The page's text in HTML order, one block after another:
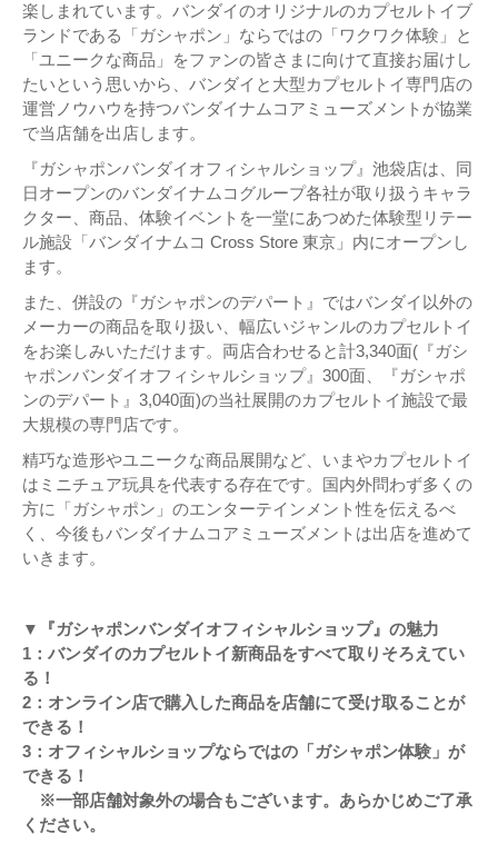
楽しまれています。バンダイのオリジナルのカプセルトイブ
ランドである「ガシャポン」ならではの「ワクワク体験」と
「ユニークな商品」をファンの皆さまに向けて直接お届けし
たいという思いから、バンダイと大型カプセルトイ専門店の
運営ノウハウを持つバンダイナムコアミューズメントが協業
で当店舗を出店します。
『ガシャポンバンダイオフィシャルショップ』池袋店は、同
日オープンのバンダイナムコグループ各社が取り扱うキャラ
クター、商品、体験イベントを一堂にあつめた体験型リテー
ル施設「バンダイナムコ Cross Store 東京」内にオープンし
ます。
また、併設の『ガシャポンのデパート』ではバンダイ以外の
メーカーの商品を取り扱い、幅広いジャンルのカプセルトイ
をお楽しみいただけます。両店合わせると計3,340面(『ガシ
ャポンバンダイオフィシャルショップ』300面、『ガシャポ
ンのデパート』3,040面)の当社展開のカプセルトイ施設で最
大規模の専門店です。
精巧な造形やユニークな商品展開など、いまやカプセルトイ
はミニチュア玩具を代表する存在です。国内外問わず多くの
方に「ガシャポン」のエンターテインメント性を伝えるべ
く、今後もバンダイナムコアミューズメントは出店を進めて
いきます。
▼『ガシャポンバンダイオフィシャルショップ』の魅力
1：バンダイのカプセルトイ新商品をすべて取りそろえてい
る！
2：オンライン店で購入した商品を店舗にて受け取ることが
できる！
3：オフィシャルショップならではの「ガシャポン体験」が
できる！
※一部店舗対象外の場合もございます。あらかじめご了承
ください。